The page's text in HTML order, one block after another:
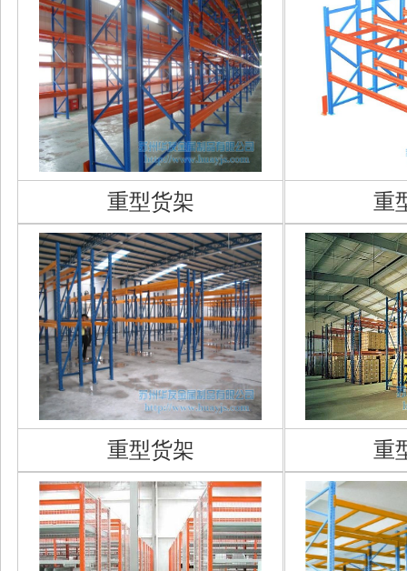
重型货架 重
重型货架 重